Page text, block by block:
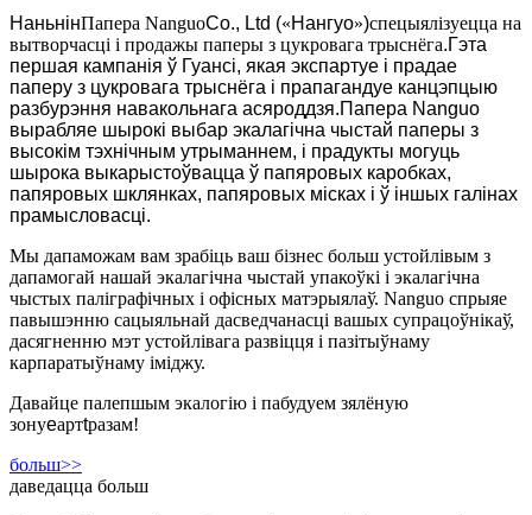
НаньнінПапера NanguoCo., Ltd («Нангуо»)спецыялізуецца на
вытворчасці і продажы паперы з цукровага трыснёга.Гэта
першая кампанія ў Гуансі, якая экспартуе і прадае
паперу з цукровага трыснёга і прапагандуе канцэпцыю
разбурэння навакольнага асяроддзя.Папера Nanguo
вырабляе шырокі выбар экалагічна чыстай паперы з
высокім тэхнічным утрыманнем, і прадукты могуць
шырока выкарыстоўвацца ў папяровых каробках,
папяровых шклянках, папяровых місках і ў іншых галінах
прамысловасці.
Мы дапаможам вам зрабіць ваш бізнес больш устойлівым з
дапамогай нашай экалагічна чыстай упакоўкі і экалагічна
чыстых паліграфічных і офісных матэрыялаў. Nanguo спрыяе
павышэнню сацыяльнай дасведчанасці вашых супрацоўнікаў,
дасягненню мэт устойлівага развіцця і пазітыўнаму
карпаратыўнаму іміджу.
Давайце палепшым экалогію і пабудуем зялёную
зонуeартtразам!
больш>>
даведацца больш